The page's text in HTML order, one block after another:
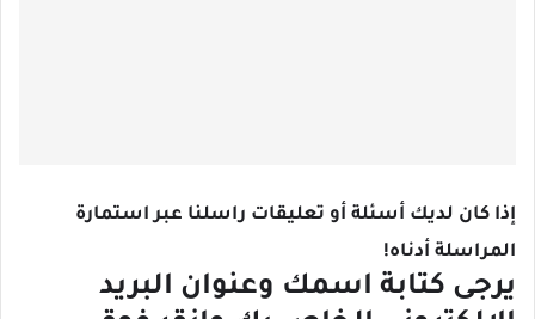
إذا كان لديك أسئلة أو تعليقات راسلنا عبر استمارة
المراسلة أدناه!
يرجى كتابة اسمك وعنوان البريد